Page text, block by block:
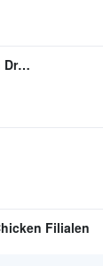
Kentucky Fried Chicken Dresden
Filialen